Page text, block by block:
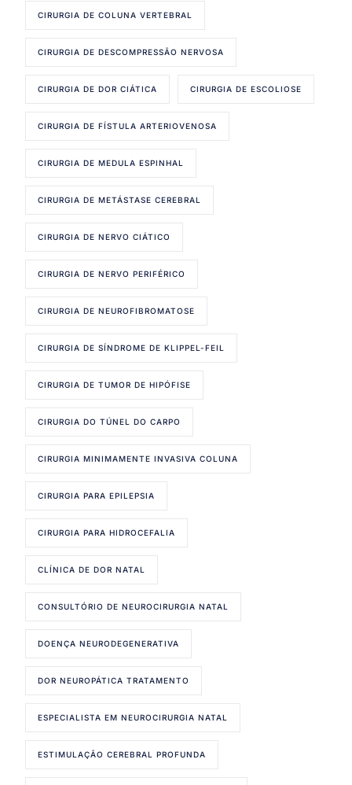
CIRURGIA DE COLUNA VERTEBRAL
CIRURGIA DE DESCOMPRESSÃO NERVOSA
CIRURGIA DE DOR CIÁTICA CIRURGIA DE ESCOLIOSE
CIRURGIA DE FÍSTULA ARTERIOVENOSA
CIRURGIA DE MEDULA ESPINHAL
CIRURGIA DE METÁSTASE CEREBRAL
CIRURGIA DE NERVO CIÁTICO
CIRURGIA DE NERVO PERIFÉRICO
CIRURGIA DE NEUROFIBROMATOSE
CIRURGIA DE SÍNDROME DE KLIPPEL-FEIL
CIRURGIA DE TUMOR DE HIPÓFISE
CIRURGIA DO TÚNEL DO CARPO
CIRURGIA MINIMAMENTE INVASIVA COLUNA
CIRURGIA PARA EPILEPSIA
CIRURGIA PARA HIDROCEFALIA
CLÍNICA DE DOR NATAL
CONSULTÓRIO DE NEUROCIRURGIA NATAL
DOENÇA NEURODEGENERATIVA
DOR NEUROPÁTICA TRATAMENTO
ESPECIALISTA EM NEUROCIRURGIA NATAL
ESTIMULAÇÃO CEREBRAL PROFUNDA